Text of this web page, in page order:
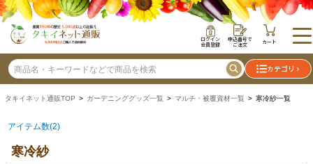
ログイン
会員登録
申込番号で
ご注文 カート
カテゴリ
タキイネット通販TOP > ガーデニンググッズ一覧 > マルチ・被覆資材一覧 > 寒冷紗一覧
アイテム数(2)
寒冷紗